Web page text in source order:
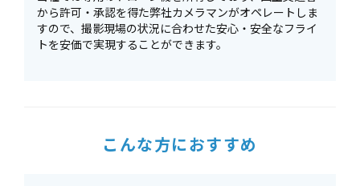
から許可・承認を得た弊社カメラマンがオペレートしま
すので、撮影現場の状況に合わせた安心・安全なフライ
トを安価で実現することができます。
こんな方におすすめ